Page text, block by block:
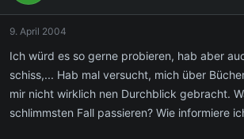
9. April 2004
Ich würd es so gerne probieren, hab aber
schiss,... Hab mal versucht, mich über
mir nicht wirklich nen Durchblick gebracht.
schlimmsten Fall passieren? Wie informiere